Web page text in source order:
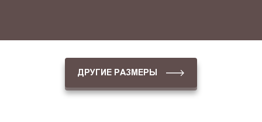
ДРУГИЕ РАЗМЕРЫ